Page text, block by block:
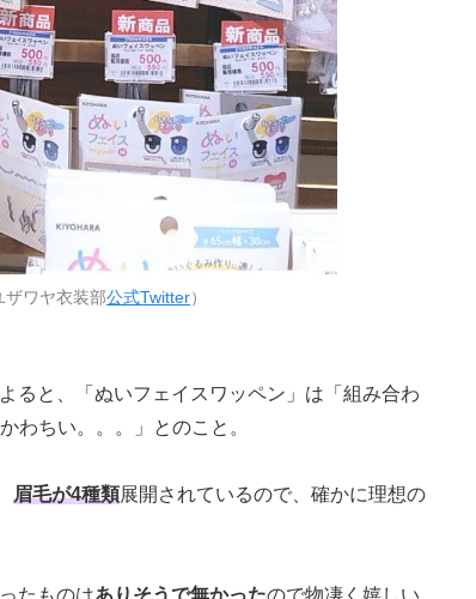
ザワヤ衣装部公式Twitter）
ると、「ぬいフェイスワッペン」は「組み合わ
わちい。。。」とのこと。
眉毛が4種類展開されているので、確かに理想の
たものはありそうで無かったので物凄く嬉しい